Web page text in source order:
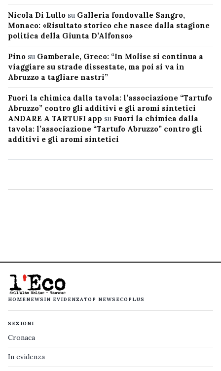
Nicola Di Lullo su Galleria fondovalle Sangro,
Monaco: «Risultato storico che nasce dalla stagione
politica della Giunta D’Alfonso»
Pino su Gamberale, Greco: “In Molise si continua a
viaggiare su strade dissestate, ma poi si va in
Abruzzo a tagliare nastri”
Fuori la chimica dalla tavola: l’associazione “Tartufo
Abruzzo” contro gli additivi e gli aromi sintetici
ANDARE A TARTUFI app su Fuori la chimica dalla
tavola: l’associazione “Tartufo Abruzzo” contro gli
additivi e gli aromi sintetici
HOMENEWS IN EVIDENZATOP NEWS ECOPLUS
SEZIONI
Cronaca
In evidenza